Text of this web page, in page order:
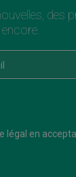
des
légal en